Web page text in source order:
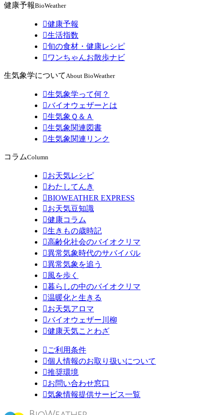
健康予報BioWeather
健康予報
生活指数
旬の食材・健康レシピ
 ワンちゃんお散歩ナビ
生気象学について About BioWeather
生気象学って何？
バイオウェザーとは
生気象Ｑ＆Ａ
生気象関連図書
生気象関連リンク
コラムColumn
お天気レシピ
わたしてんき
BIOWEATHER EXPRESS
お天気豆知識
健康コラム
生きもの歳時記
高齢化社会のバイオクリマ
異常気象時代のサバイバル
異常気象を追う
 風を歩く
暮らしの中のバイオクリマ
温暖化と生きる
お天気アロマ
バイオウェザー川柳
健康天気ことわざ
 ご利用条件
個人情報のお取り扱いについて
推奨環境
お問い合わせ窓口
気象情報提供サービス一覧